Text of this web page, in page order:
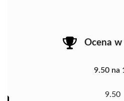
Ocena
9.50 na
9.50